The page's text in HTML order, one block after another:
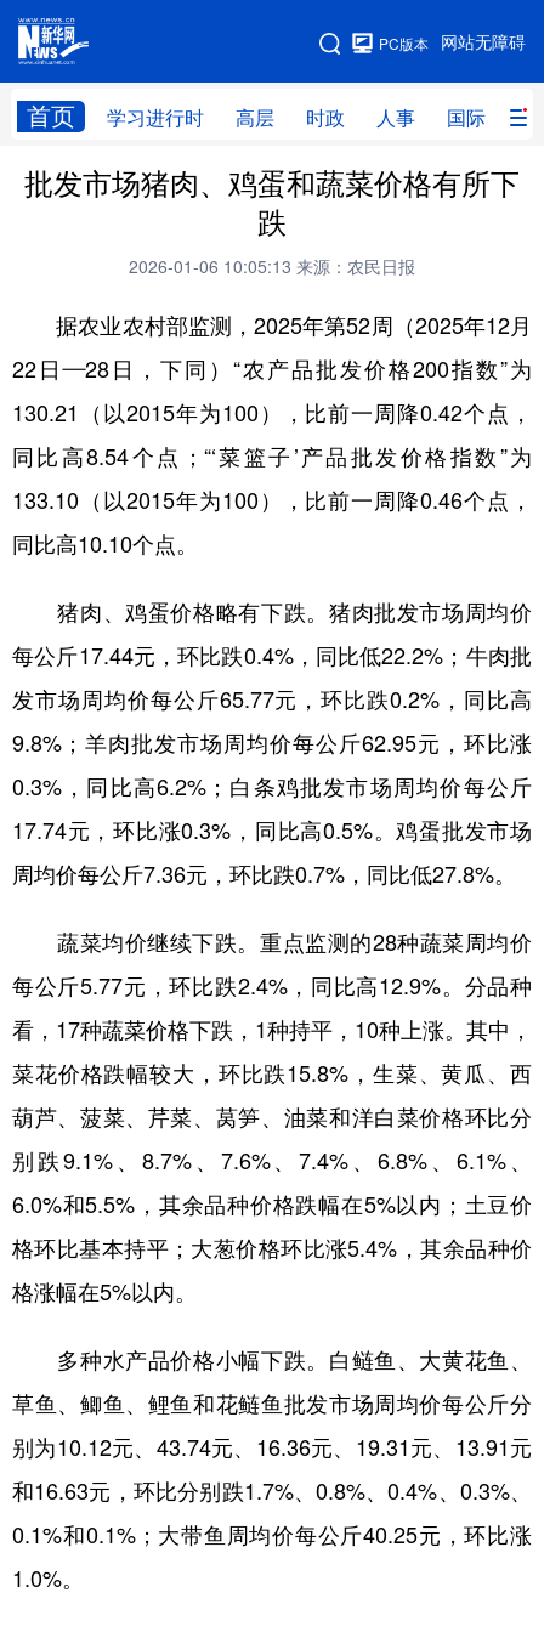
网站无障碍
PC版本
首页 学习进行时 高层 时政 人事 国际 财
网站地图
学习进行时 高层 时政 人事
科技 科创 量子 体育
书画 健康 军事
中央文件 金融 汽车
食品
彩票 娱乐 时尚 悦读
公益 一带一路 亚太网 上市公司
文化产业
地方频道
北京 天津 河北 山西
辽宁 吉林 上海 江苏
浙江 安徽 福建 江西
四川 贵州 云南 西藏
陕西 甘肃 青海 宁夏
新疆
English Español Français عربى
Русский язык 日本語 한국어
Deutsch Português
批发市场猪肉、鸡蛋和蔬菜价格有所下
跌
2026-01-06 10:05:13 来源：农民日报
据农业农村部监测，2025年第52周（2025年12月
22日—28日，下同）“农产品批发价格200指数”为
130.21（以2015年为100），比前一周降0.42个点，
同比高8.54个点；“‘菜篮子’产品批发价格指数”为
133.10（以2015年为100），比前一周降0.46个点，
同比高10.10个点。
猪肉、鸡蛋价格略有下跌。猪肉批发市场周均价
每公斤17.44元，环比跌0.4%，同比低22.2%；牛肉批
发市场周均价每公斤65.77元，环比跌0.2%，同比高
9.8%；羊肉批发市场周均价每公斤62.95元，环比涨
0.3%，同比高6.2%；白条鸡批发市场周均价每公斤
17.74元，环比涨0.3%，同比高0.5%。鸡蛋批发市场
周均价每公斤7.36元，环比跌0.7%，同比低27.8%。
蔬菜均价继续下跌。重点监测的28种蔬菜周均价
每公斤5.77元，环比跌2.4%，同比高12.9%。分品种
看，17种蔬菜价格下跌，1种持平，10种上涨。其中，
菜花价格跌幅较大，环比跌15.8%，生菜、黄瓜、西
葫芦、菠菜、芹菜、莴笋、油菜和洋白菜价格环比分
别跌9.1%、8.7%、7.6%、7.4%、6.8%、6.1%、
6.0%和5.5%，其余品种价格跌幅在5%以内；土豆价
格环比基本持平；大葱价格环比涨5.4%，其余品种价
格涨幅在5%以内。
多种水产品价格小幅下跌。白鲢鱼、大黄花鱼、
草鱼、鲫鱼、鲤鱼和花鲢鱼批发市场周均价每公斤分
别为10.12元、43.74元、16.36元、19.31元、13.91元
和16.63元，环比分别跌1.7%、0.8%、0.4%、0.3%、
0.1%和0.1%；大带鱼周均价每公斤40.25元，环比涨
1.0%。